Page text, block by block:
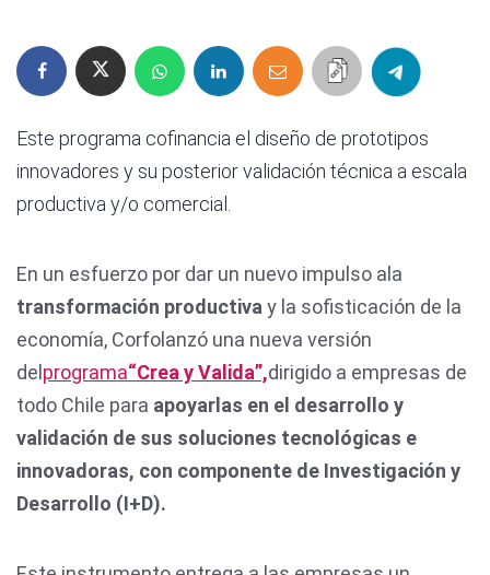
Este programa cofinancia el diseño de prototipos
innovadores y su posterior validación técnica a escala
productiva y/o comercial.
En un esfuerzo por dar un nuevo impulso ala
transformación productiva y la sofisticación de la
economía, Corfolanzó una nueva versión
del programa“Crea y Valida”,dirigido a empresas de
todo Chile para apoyarlas en el desarrollo y
validación de sus soluciones tecnológicas e
innovadoras, con componente de Investigación y
Desarrollo (I+D).